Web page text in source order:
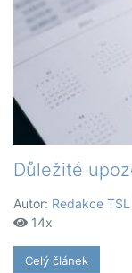
Důležité
Autor: Redakce TSL
14x
Celý článek